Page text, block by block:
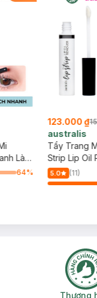
Làn
64%
123.000 ₫
australis
Tẩy Trang
Strip Lip Oil
5.0
(11)
trả miễn phíThương